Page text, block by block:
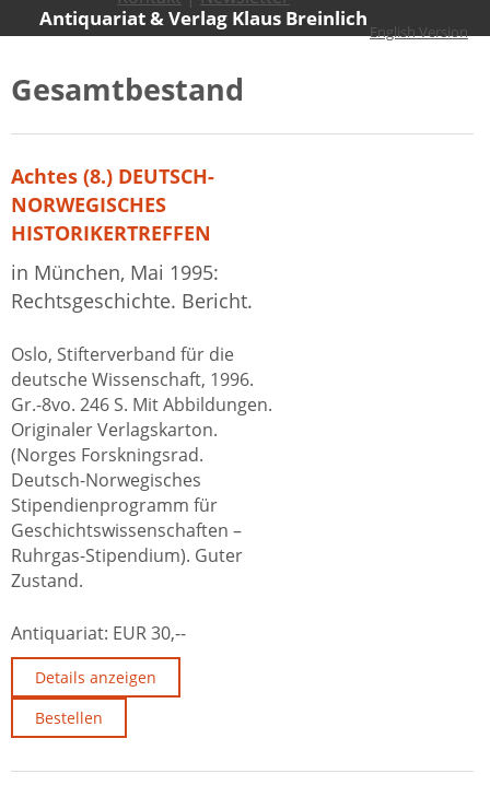
English Version
Antiquariat & Verlag Klaus Breinlich
Gesamtbestand
Achtes (8.) DEUTSCH-
NORWEGISCHES
HISTORIKERTREFFEN
in München, Mai 1995:
Rechtsgeschichte. Bericht.
Oslo, Stifterverband für die
deutsche Wissenschaft, 1996.
Gr.-8vo. 246 S. Mit Abbildungen.
Originaler Verlagskarton.
(Norges Forskningsrad.
Deutsch-Norwegisches
Stipendienprogramm für
Geschichtswissenschaften –
Ruhrgas-Stipendium). Guter
Zustand.
Antiquariat: EUR 30,--
Details anzeigen
Bestellen